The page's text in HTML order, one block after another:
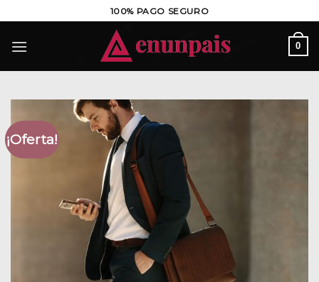
al
contenido
100% PAGO SEGURO
0
¡Oferta!